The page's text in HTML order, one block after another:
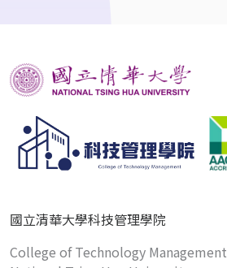
國立清華大學科技管理學院
College of Technology Management